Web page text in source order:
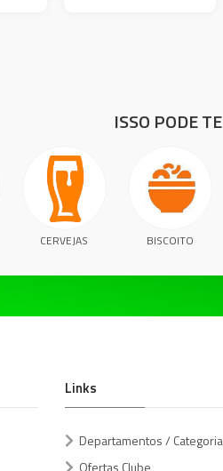
ISSO PODE
CERVEJAS BISCOITO
Links
Departamentos /